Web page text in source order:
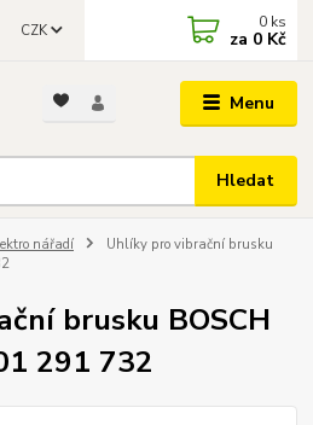
Menu
CZK
Hledat
0 ks
za 0 Kč
nářadí
Uhlíky pro vibrační brusku
brusku BOSCH
291 732